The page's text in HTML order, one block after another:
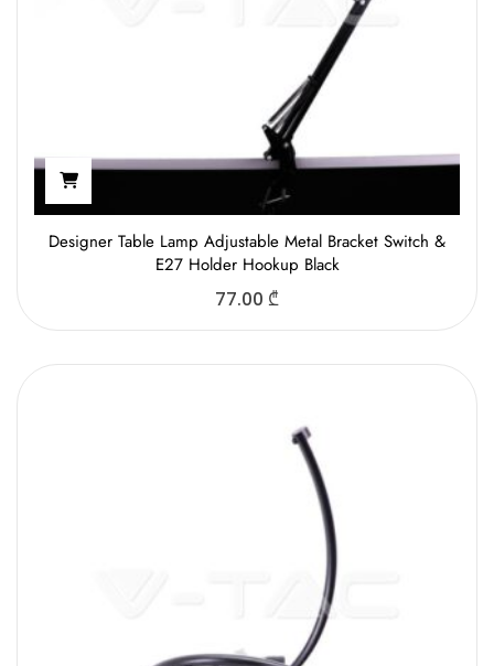
Designer Table Lamp Adjustable Metal Bracket Switch &
E27 Holder Hookup Black
77.00 ₾